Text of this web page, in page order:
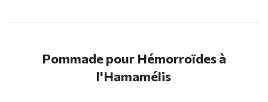
Pommade pour Hémorroïdes à
l'Hamamélis